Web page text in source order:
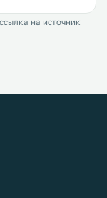
на источник